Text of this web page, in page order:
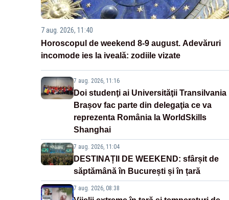
7 aug. 2026, 11:40
Horoscopul de weekend 8-9 august. Adevăruri
incomode ies la iveală: zodiile vizate
7 aug. 2026, 11:16
Doi studenţi ai Universităţii Transilvania
Brașov fac parte din delegaţia ce va
reprezenta România la WorldSkills
Shanghai
7 aug. 2026, 11:04
DESTINAȚII DE WEEKEND: sfârșit de
săptămână în București și în țară
7 aug. 2026, 08:38